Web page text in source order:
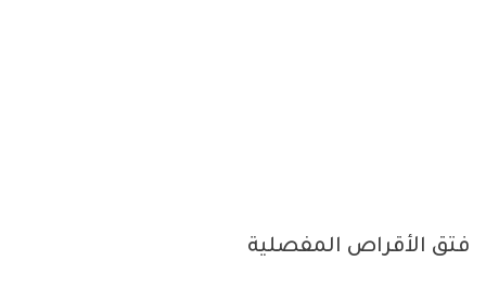
فتق الأقراص المفصلية